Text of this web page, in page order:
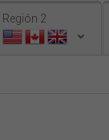
Región 2